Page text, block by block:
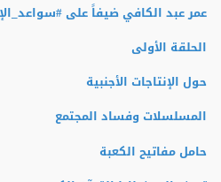
عمر عبد الكافي ضيفاً على
الحلقة الأولى
حول الإنتاجات الأجنبية
المسلسلات وفساد المجتمع
حامل مفاتيح الكعبة